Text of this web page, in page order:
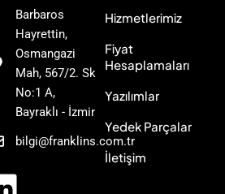
Barbaros
Hayrettin,
Osmangazi
Mah, 567/2. Sk
No:1 A,
Bayraklı - İzmir
bilgi@franklins.com.tr
L
Hizmetlerimiz
Fiyat
Hesaplamaları
Yazılımlar
Yedek Parçalar
İletişim